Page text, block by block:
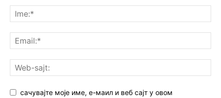
сачувајте моје име, е-маил и веб сајт у овом